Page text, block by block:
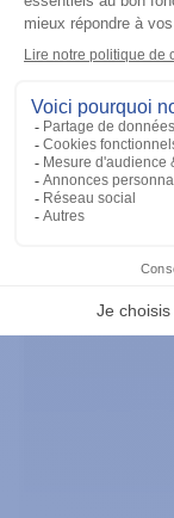
Accessoires général
UHF
Antenna,
Ajouter à